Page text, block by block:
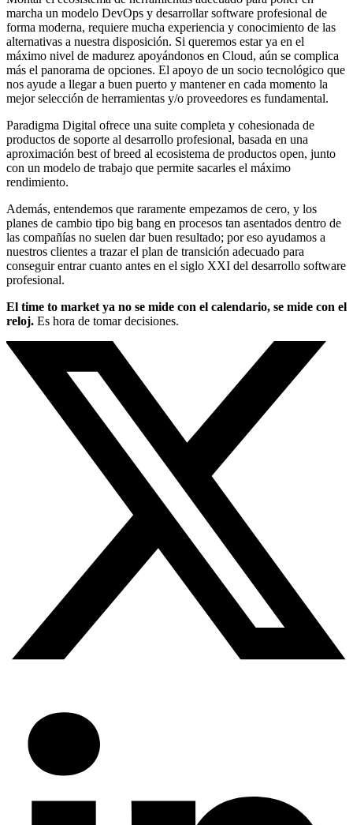
marcha un modelo DevOps y desarrollar software profesional de
forma moderna, requiere mucha experiencia y conocimiento de las
alternativas a nuestra disposición. Si queremos estar ya en el
máximo nivel de madurez apoyándonos en Cloud, aún se complica
más el panorama de opciones. El apoyo de un socio tecnológico que
nos ayude a llegar a buen puerto y mantener en cada momento la
mejor selección de herramientas y/o proveedores es fundamental.
Paradigma Digital ofrece una suite completa y cohesionada de
productos de soporte al desarrollo profesional, basada en una
aproximación best of breed al ecosistema de productos open, junto
con un modelo de trabajo que permite sacarles el máximo
rendimiento.
Además, entendemos que raramente empezamos de cero, y los
planes de cambio tipo big bang en procesos tan asentados dentro de
las compañías no suelen dar buen resultado; por eso ayudamos a
nuestros clientes a trazar el plan de transición adecuado para
conseguir entrar cuanto antes en el siglo XXI del desarrollo software
profesional.
El time to market ya no se mide con el calendario, se mide con el
reloj. Es hora de tomar decisiones.